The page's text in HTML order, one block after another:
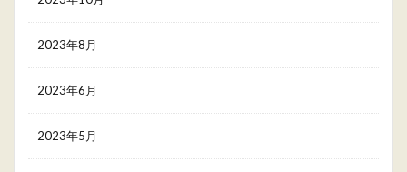
2023年8月
2023年6月
2023年5月